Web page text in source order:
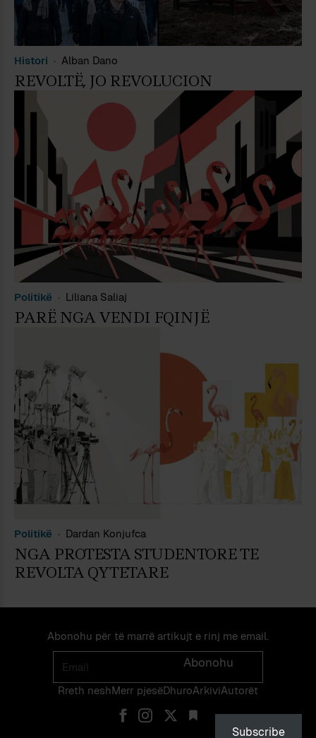
Histori Alban Dano
REVOLTË, JO REVOLUCION
Politikë Liliana Saliaj
PARË NGA VENDI FQINJË
Politikë Dardan Konjufca
NGA PROTESTA STUDENTORE TE
REVOLTA QYTETARE
Abonohu për të marrë artikujt e rinj me email.
Email
Abonohu
Rreth neshMerr pjes​​ë​DhuroArkiviAutorët
Subscribe